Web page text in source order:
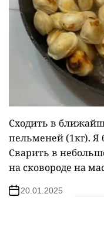
Сходить в
пельменей (1кг). Я
Сварить в
на сковороде на
20.01.2025